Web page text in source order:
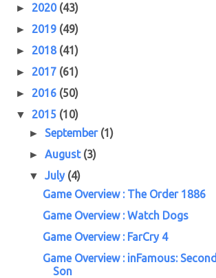
► 2020 (43)
► 2019 (49)
► 2018 (41)
► 2017 (61)
► 2016 (50)
▼ 2015 (10)
►September (1)
►August (3)
▼July (4)
Game Overview : The Order 1886
Game Overview : Watch Dogs
Game Overview : FarCry 4
Game Overview : inFamous: Second
Son